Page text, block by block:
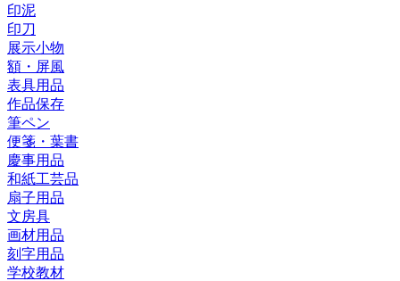
印泥
印刀
展示小物
額・屏風
表具用品
作品保存
筆ペン
便箋・葉書
慶事用品
和紙工芸品
扇子用品
文房具
画材用品
刻字用品
学校教材